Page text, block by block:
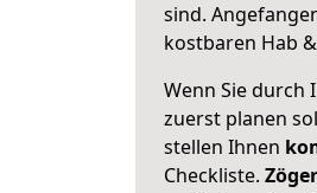
sind.
kostbaren Hab
Wenn Sie durch
zuerst planen
stellen Ihnen
Checkliste.